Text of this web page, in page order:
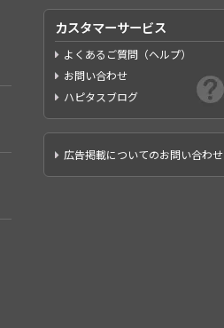
カスタマーサービス
よくあるご質問（ヘルプ）
お問い合わせ
ハピタスブログ
広告掲載についてのお問い合わせ